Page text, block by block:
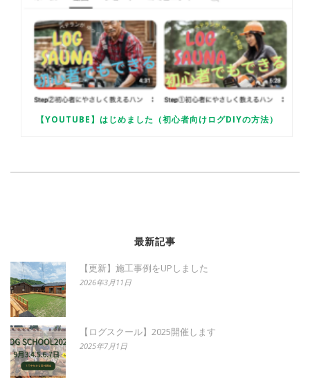
【YOUTUBE】はじめました（初心者向けログDIYの方法）
最新記事
【更新】施工事例をUPしました
2026年3月11日
【ログスクール】2025開催します
2025年7月1日